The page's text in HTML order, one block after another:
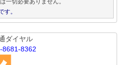
一切必要ありません。
す。
ダイヤル
8681-8362